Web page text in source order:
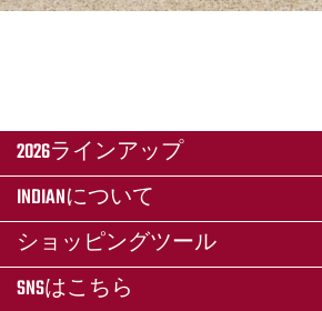
2026ラインアップ
INDIANについて
ショッピングツール
SNSはこちら